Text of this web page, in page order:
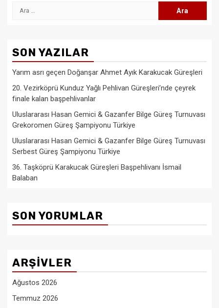
Arama:
SON YAZILAR
Yarım asrı geçen Doğanşar Ahmet Ayık Karakucak Güreşleri
20. Vezirköprü Kunduz Yağlı Pehlivan Güreşleri’nde çeyrek
finale kalan başpehlivanlar
Uluslararası Hasan Gemici & Gazanfer Bilge Güreş Turnuvası
Grekoromen Güreş Şampiyonu Türkiye
Uluslararası Hasan Gemici & Gazanfer Bilge Güreş Turnuvası
Serbest Güreş Şampiyonu Türkiye
36. Taşköprü Karakucak Güreşleri Başpehlivanı İsmail
Balaban
SON YORUMLAR
ARŞIVLER
Ağustos 2026
Temmuz 2026